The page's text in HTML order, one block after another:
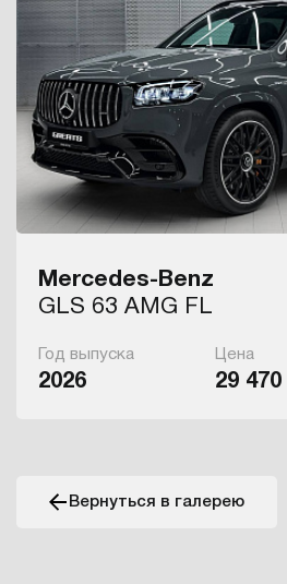
Mercedes-Benz
GLS 63 AMG FL
Год выпуска
2026
Цена
29
Вернуться в галерею